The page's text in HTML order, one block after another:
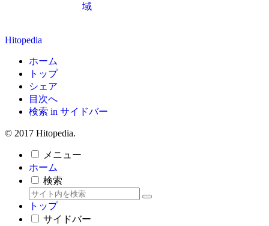
域
Hitopedia
ホーム
トップ
シェア
目次へ
検索 in サイドバー
© 2017 Hitopedia.
メニュー
ホーム
検索
トップ
サイドバー